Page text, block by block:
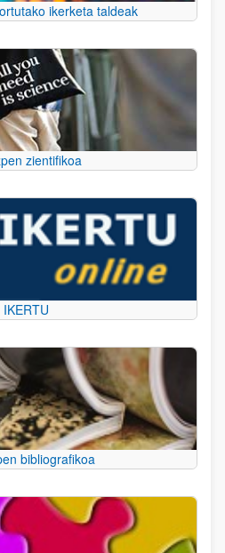
ikerketa taldeak
zientifikoa
IKERTU
bibliografikoa